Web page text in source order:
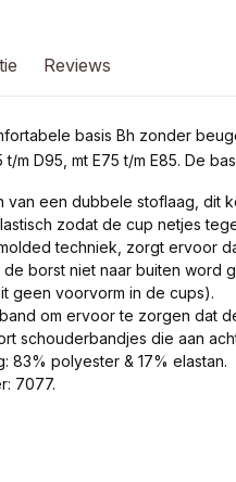
Reviews
basis Bh zonder
t/m D95, mt E75 t/m E85. De
van een dubbele stoflaag, dit
zodat de cup netjes
techniek, zorgt ervoor
borst niet naar buiten word
geen voorvorm in de cups).
om ervoor te zorgen dat
schouderbandjes die aan
83% polyester & 17% elastan.
7077.